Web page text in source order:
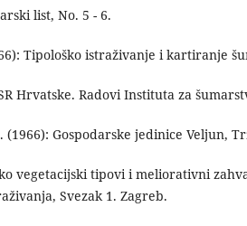
list, No. 5 - 6.
Tipološko istraživanje i kartiranje
Hrvatske. Radovi Instituta za
(1966): Gospodarske jedinice Veljun,
vegetacijski tipovi i meliorativni
Svezak 1. Zagreb.